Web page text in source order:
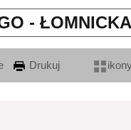
-
Drukuj